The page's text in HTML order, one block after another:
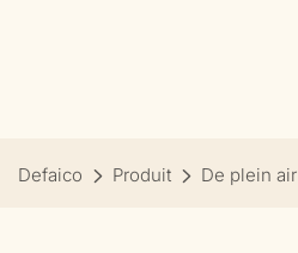
Defaico Produit De plein air